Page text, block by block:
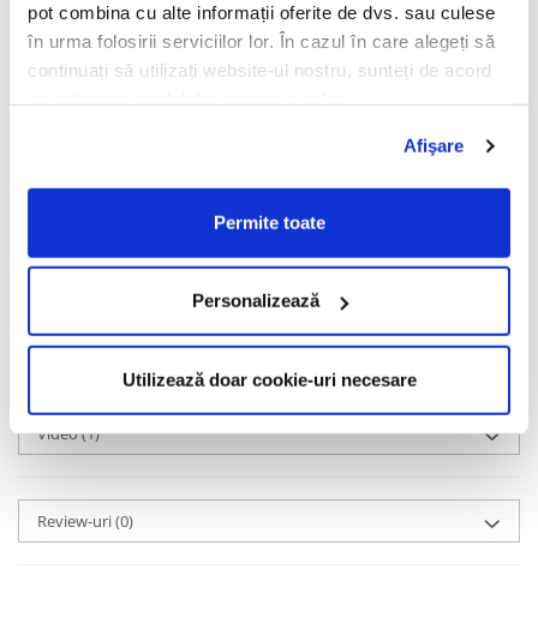
pot combina cu alte informații oferite de dvs. sau culese
în urma folosirii serviciilor lor. În cazul în care alegeți să
continuați să utilizați website-ul nostru, sunteți de acord
Afişare
Permite toate
Personalizează
Utilizează doar cookie-uri necesare
Un fapt unic care diferențiază DITA de alte branduri premium
constă în opțiunea de a fabrica ramele în propria sa fabrică din
Japonia. DITA se mândrește cu măiestria celor care creează
Brandul foloșește două dintre cele mai versatile și calitative
materiale disponibile pentru industria de optică: aurul de 18
karate și beta-titanul, care este un material deosebit de flexibil,
subțire și rezistent.
Informatii conformitate produs
Caracteristici
Video(1)
Review-uri(0)